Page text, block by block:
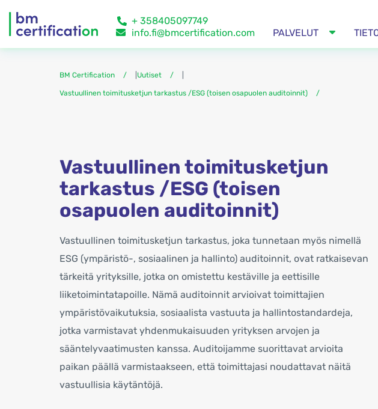
+ 358405097749
info.fi@bmcertification.com
PALVELUT
BM Certification Uutiset
Vastuullinen toimitusketjun tarkastus /ESG (toisen osapuolen auditoinnit)
Vastuullinen toimitusketjun
tarkastus /ESG (toisen
osapuolen auditoinnit)
Vastuullinen toimitusketjun tarkastus, joka tunnetaan myös nimellä
ESG (ympäristö-, sosiaalinen ja hallinto) auditoinnit, ovat ratkaisevan
tärkeitä yrityksille, jotka on omistettu kestäville ja eettisille
liiketoimintatapoille. Nämä auditoinnit arvioivat toimittajien
ympäristövaikutuksia, sosiaalista vastuuta ja hallintostandardeja,
jotka varmistavat yhdenmukaisuuden yrityksen arvojen ja
sääntelyvaatimusten kanssa. Auditoijamme suorittavat arvioita
paikan päällä varmistaakseen, että toimittajasi noudattavat näitä
vastuullisia käytäntöjä.